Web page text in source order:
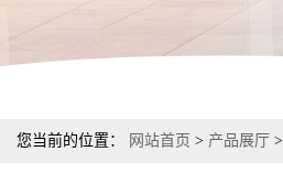
您当前的位置： 网站首页 > 产品展厅 >